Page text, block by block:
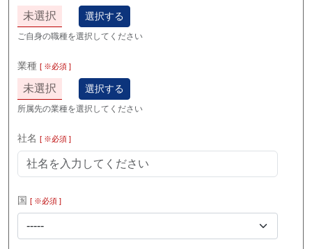
未選択 選択する
ご自身の職種を選択してください
業種 [ ※必須 ]
未選択 選択する
所属先の業種を選択してください
社名 [ ※必須 ]
国 [ ※必須 ]
-----